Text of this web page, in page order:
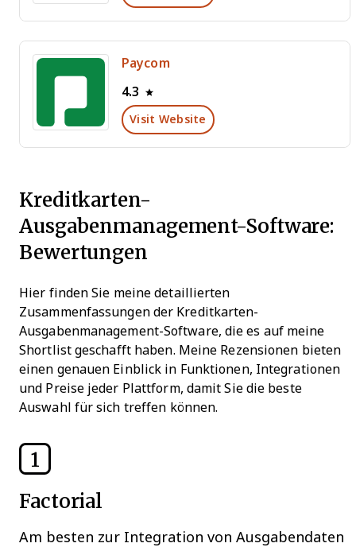
Paycom
4.3
Visit Website
Kreditkarten-
Ausgabenmanagement-Software:
Bewertungen
Hier finden Sie meine detaillierten
Zusammenfassungen der Kreditkarten-
Ausgabenmanagement-Software, die es auf meine
Shortlist geschafft haben. Meine Rezensionen bieten
einen genauen Einblick in Funktionen, Integrationen
und Preise jeder Plattform, damit Sie die beste
Auswahl für sich treffen können.
1
Factorial
Am besten zur Integration von Ausgabendaten